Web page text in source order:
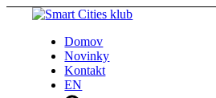
Domov
Novinky
Kontakt
EN